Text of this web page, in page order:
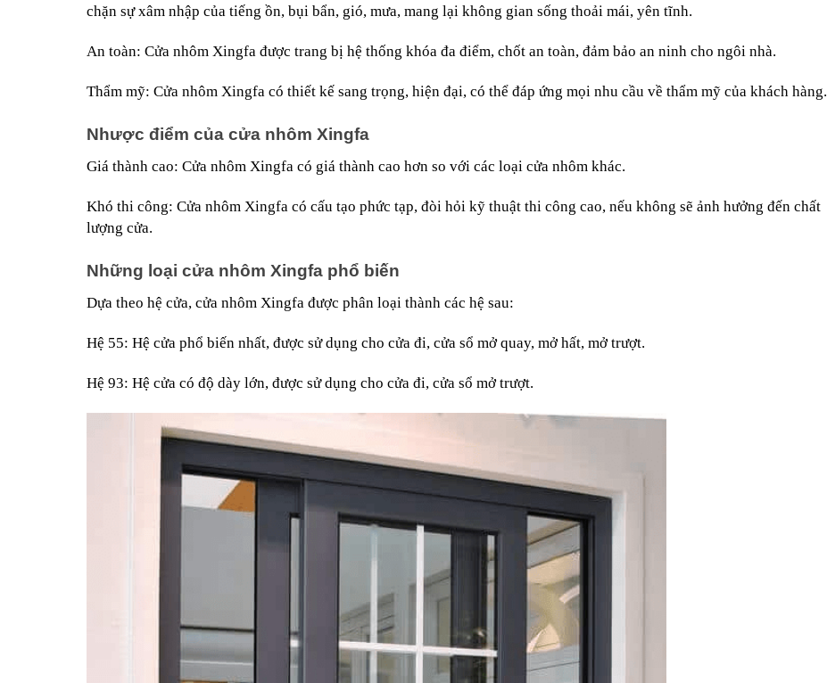
chặn sự xâm nhập của tiếng ồn, bụi bẩn, gió, mưa, mang lại không gian sống thoải mái, yên tĩnh.
An toàn: Cửa nhôm Xingfa được trang bị hệ thống khóa đa điểm, chốt an toàn, đảm bảo an ninh cho ngôi nhà.
Thẩm mỹ: Cửa nhôm Xingfa có thiết kế sang trọng, hiện đại, có thể đáp ứng mọi nhu cầu về thẩm mỹ của khách hàng.
Nhược điểm của cửa nhôm Xingfa
Giá thành cao: Cửa nhôm Xingfa có giá thành cao hơn so với các loại cửa nhôm khác.
Khó thi công: Cửa nhôm Xingfa có cấu tạo phức tạp, đòi hỏi kỹ thuật thi công cao, nếu không sẽ ảnh hưởng đến chất
lượng cửa.
Những loại cửa nhôm Xingfa phổ biến
Dựa theo hệ cửa, cửa nhôm Xingfa được phân loại thành các hệ sau:
Hệ 55: Hệ cửa phổ biến nhất, được sử dụng cho cửa đi, cửa sổ mở quay, mở hất, mở trượt.
Hệ 93: Hệ cửa có độ dày lớn, được sử dụng cho cửa đi, cửa sổ mở trượt.